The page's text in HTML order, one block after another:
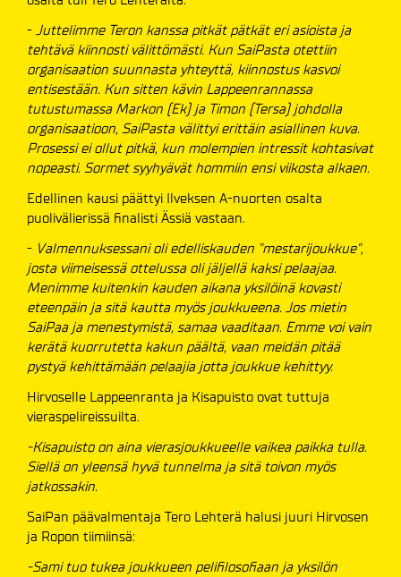
- Juttelimme Teron kanssa pitkät pätkät eri asioista ja
tehtävä kiinnosti välittömästi. Kun SaiPasta otettiin
organisaation suunnasta yhteyttä, kiinnostus kasvoi
entisestään. Kun sitten kävin Lappeenrannassa
tutustumassa Markon (Ek) ja Timon (Tersa) johdolla
organisaatioon, SaiPasta välittyi erittäin asiallinen kuva.
Prosessi ei ollut pitkä, kun molempien intressit kohtasivat
nopeasti. Sormet syyhyävät hommiin ensi viikosta alkaen.
Edellinen kausi päättyi Ilveksen A-nuorten osalta
puolivälierissä finalisti Ässiä vastaan.
- Valmennuksessani oli edelliskauden "mestarijoukkue",
josta viimeisessä ottelussa oli jäljellä kaksi pelaajaa.
Menimme kuitenkin kauden aikana yksilöinä kovasti
eteenpäin ja sitä kautta myös joukkueena. Jos mietin
SaiPaa ja menestymistä, samaa vaaditaan. Emme voi vain
kerätä kuorrutetta kakun päältä, vaan meidän pitää
pystyä kehittämään pelaajia jotta joukkue kehittyy.
Hirvoselle Lappeenranta ja Kisapuisto ovat tuttuja
vieraspelireissuilta.
-Kisapuisto on aina vierasjoukkueelle vaikea paikka tulla.
Siellä on yleensä hyvä tunnelma ja sitä toivon myös
jatkossakin.
SaiPan päävalmentaja Tero Lehterä halusi juuri Hirvosen
ja Ropon tiimiinsä:
-Sami tuo tukea joukkueen pelifilosofiaan ja yksilön